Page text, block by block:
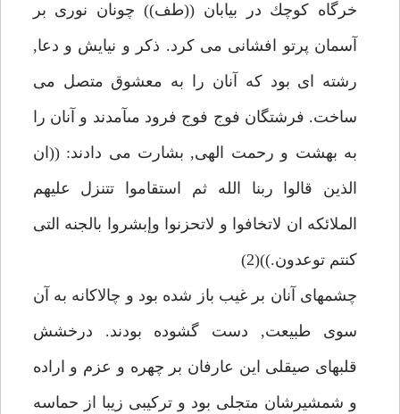
خرگاه كوچك در بيابان ((طف)) چونان نورى بر
آسمان پرتو افشانى مى كرد. ذكر و نيايش و دعا,
رشته اى بود كه آنان را به معشوق متصل مى
ساخت. فرشتگان فوج فوج فرود مىآمدند و آنان را
به بهشت و رحمت الهى, بشارت مى دادند: ((ان
الذين قالوا ربنا الله ثم استقاموا تتنزل عليهم
الملائكه ان لاتخافوا و لاتحزنوا وإبشروا بالجنه التى
كنتم توعدون.))(2)
چشمهاى آنان بر غيب باز شده بود و چالاكانه به آن
سوى طبيعت, دست گشوده بودند. درخشش
قلبهاى صيقلى اين عارفان بر چهره و عزم و اراده
و شمشيرشان متجلى بود و تركيبى زيبا از حماسه